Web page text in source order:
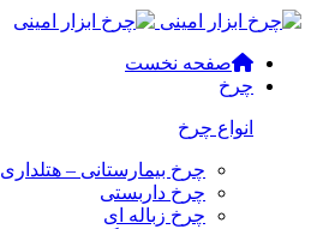
صفحه نخست
چرخ
انواع چرخ
چرخ بیمارستانی – هتلداری
چرخ داربستی
چرخ زباله ای